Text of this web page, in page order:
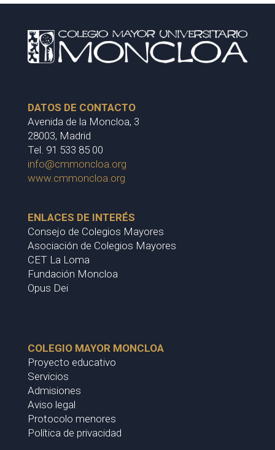
DATOS DE CONTACTO
Avenida de la Moncloa, 3
28003, Madrid
Tel. 91 533 85 00
info@cmmoncloa.org
www.cmmoncloa.org
ENLACES DE INTERÉS
Consejo de Colegios Mayores
Asociación de Colegios Mayores
CET La Loma
Fundación Moncloa
Opus Dei
COLEGIO MAYOR MONCLOA
Proyecto educativo
Servicios
Admisiones
Aviso legal
Protocolo menores
Política de privacidad